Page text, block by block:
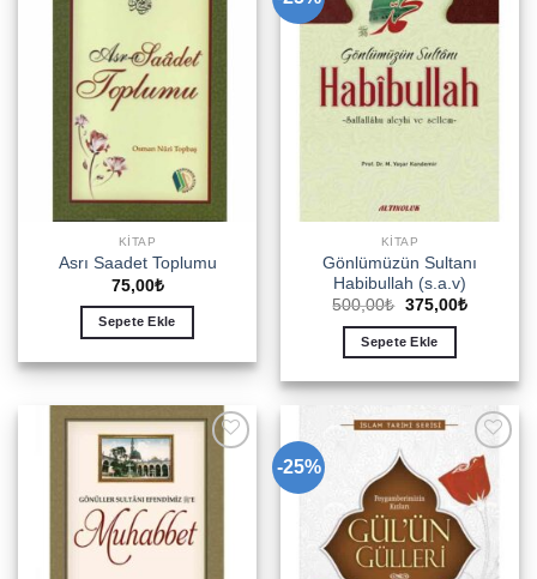
KITAP
Asrı Saadet Toplumu
75,00₺
Sepete Ekle
KITAP
Gönlümüzün Sultanı
Habibullah (s.a.v)
500,00₺ Orijinal
500,00₺.
375,00₺Şu
Sepete Ekle
-25%
Add to
wishlist